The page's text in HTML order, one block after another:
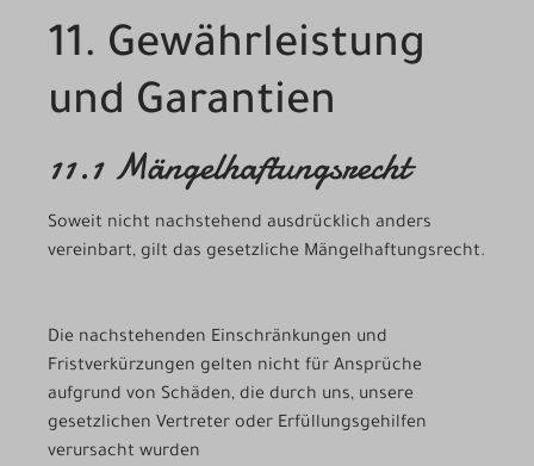
11. Gewährleistung
und Garantien
11.1 Mängelhaftungsrecht
Soweit nicht nachstehend ausdrücklich anders
vereinbart, gilt das gesetzliche Mängelhaftungsrecht.
Die nachstehenden Einschränkungen und
Fristverkürzungen gelten nicht für Ansprüche
aufgrund von Schäden, die durch uns, unsere
gesetzlichen Vertreter oder Erfüllungsgehilfen
verursacht wurden